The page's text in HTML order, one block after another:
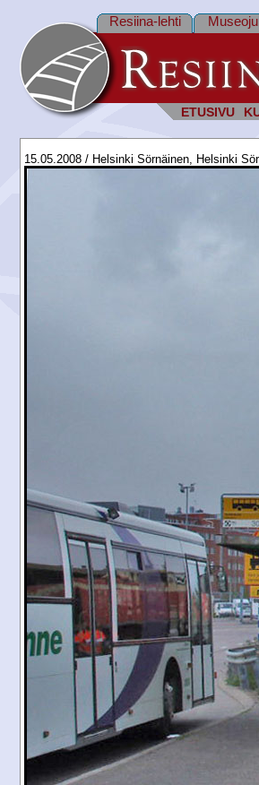
ETUSIVU
Resiina-lehti
15.05.2008 / Helsinki Sörnäinen, Helsinki